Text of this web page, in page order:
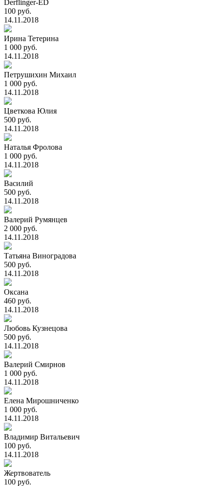
Derflinger-ED
100 руб.
14.11.2018
Ирина Тетерина
1 000 руб.
14.11.2018
Петрушихин Михаил
1 000 руб.
14.11.2018
Цветкова Юлия
500 руб.
14.11.2018
Наталья Фролова
1 000 руб.
14.11.2018
Василий
500 руб.
14.11.2018
Валерий Румянцев
2 000 руб.
14.11.2018
Татьяна Виноградова
500 руб.
14.11.2018
Оксана
460 руб.
14.11.2018
Любовь Кузнецова
500 руб.
14.11.2018
Валерий Смирнов
1 000 руб.
14.11.2018
Елена Мирошниченко
1 000 руб.
14.11.2018
Владимир Витальевич
100 руб.
14.11.2018
Жертвователь
100 руб.